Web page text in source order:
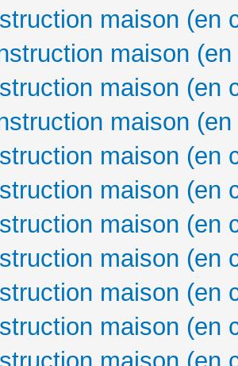
maison (en
maison
maison (en
maison
maison (en
maison (en
maison (en
maison (en
maison (en
maison (en